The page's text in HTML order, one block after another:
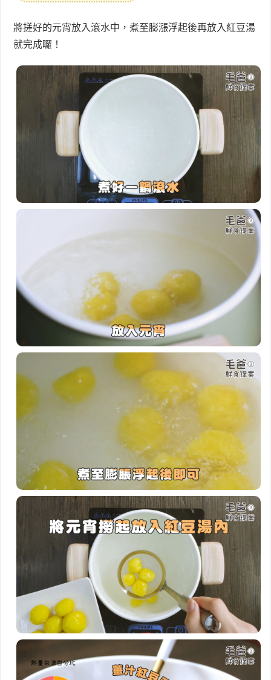
將搓好的元宵放入滾水中，煮至膨漲浮起後再放入紅豆湯
就完成囉！